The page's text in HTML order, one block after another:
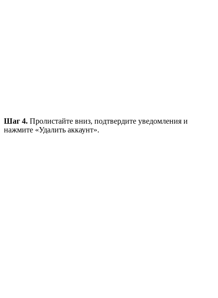
Шаг 4. Пролистайте вниз, подтвердите уведомления и
нажмите «Удалить аккаунт».